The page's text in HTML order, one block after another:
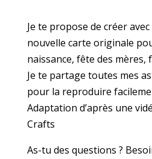
Je te propose de créer
nouvelle carte originale
naissance, fête des mères,
Je te partage toutes mes
pour la reproduire
Adaptation d’après une
Crafts
As-tu des questions ?